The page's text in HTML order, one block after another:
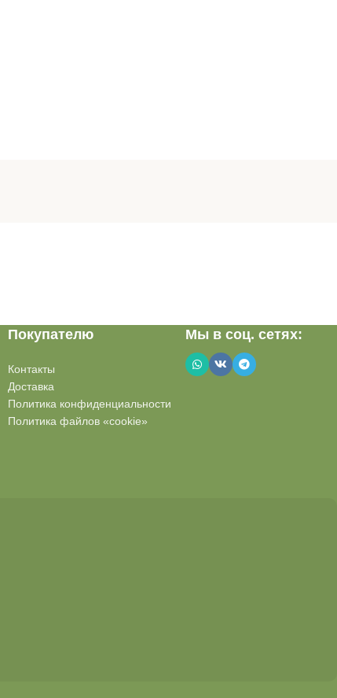
Покупателю
Контакты
Доставка
Политика конфиденциальности
Политика файлов «cookie»
Мы в соц. сетях: